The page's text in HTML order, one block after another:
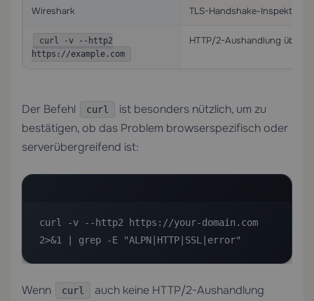
Wireshark TLS-Handshake-Inspektion
curl -v --http2
https://example.com
HTTP/2-Aushandlung über
Der Befehl curl
ist besonders nützlich, um zu
bestätigen, ob das Problem browserspezifisch oder
serverübergreifend ist:
curl -v --http2 https://your-domain.com
2>&1 | grep -E "ALPN|HTTP|SSL|error"
Wenn curl
auch keine HTTP/2-Aushandlung